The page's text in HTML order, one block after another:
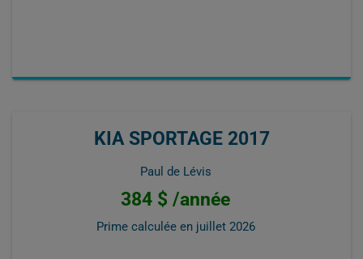
KIA SPORTAGE 2017
Paul de Lévis
384 $ /année
Prime calculée en juillet 2026